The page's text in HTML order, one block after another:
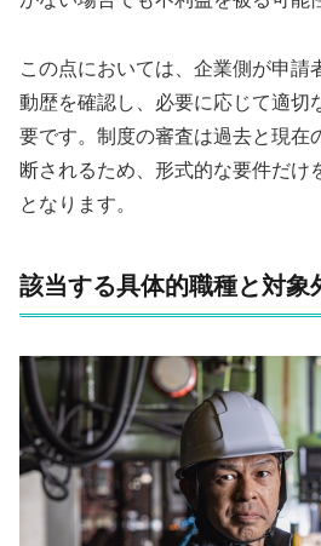
この点においては、企業側が申請
動歴を確認し、必要に応じて適切
要です。制度の審査は過去と現在
断されるため、形式的な要件だけ
となります。
該当する具体的職種と対象